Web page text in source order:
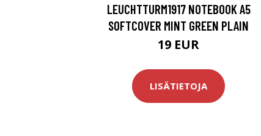
LEUCHTTURM1917 NOTEBOOK A5
SOFTCOVER MINT GREEN PLAIN
19 EUR
LISÄTIETOJA